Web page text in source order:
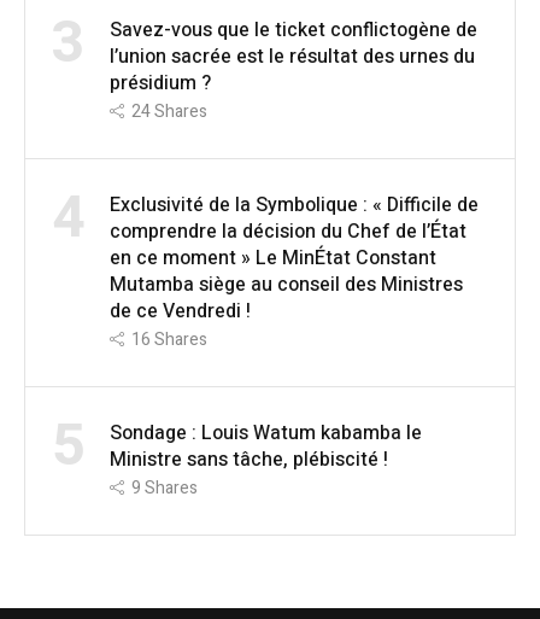
3
Savez-vous que le ticket conflictogène de
l’union sacrée est le résultat des urnes du
présidium ?
24Shares
4
Exclusivité de la Symbolique : « Difficile de
comprendre la décision du Chef de l’État
en ce moment » Le MinÉtat Constant
Mutamba siège au conseil des Ministres
de ce Vendredi !
16Shares
5
Sondage : Louis Watum kabamba le
Ministre sans tâche, plébiscité !
9Shares